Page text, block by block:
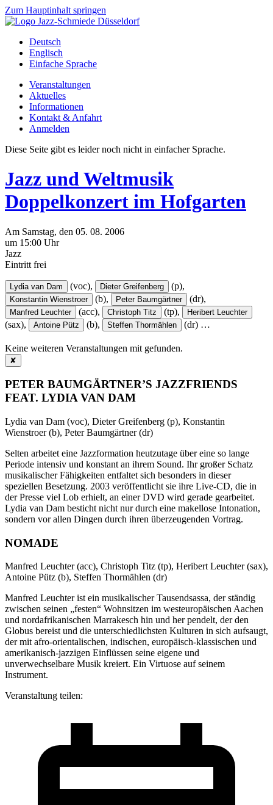
Zum Hauptinhalt springen
Deutsch
Englisch
Einfache Sprache
Veranstaltungen
Aktuelles
Informationen
Kontakt & Anfahrt
Anmelden
Diese Seite gibt es leider noch nicht in einfacher Sprache.
Jazz und Weltmusik
Doppelkonzert im Hofgarten
Am Samstag, den 05. 08. 2006
um 15:00 Uhr
Jazz
Eintritt frei
Lydia van Dam (voc), Dieter Greifenberg (p),
Konstantin Wienstroer (b), Peter Baumgärtner (dr),
Manfred Leuchter (acc), Christoph Titz (tp), Heribert Leuchter
(sax), Antoine Pütz (b), Steffen Thormählen (dr) …
Keine weiteren Veranstaltungen mit gefunden.
✘
PETER BAUMGÄRTNER’S JAZZFRIENDS
FEAT. LYDIA VAN DAM
Lydia van Dam (voc), Dieter Greifenberg (p), Konstantin
Wienstroer (b), Peter Baumgärtner (dr)
Selten arbeitet eine Jazzformation heutzutage über eine so lange
Periode intensiv und konstant an ihrem Sound. Ihr großer Schatz
musikalischer Fähigkeiten entfaltet sich besonders in dieser
speziellen Besetzung. 2003 veröffentlicht sie ihre Live-CD, die in
der Presse viel Lob erhielt, an einer DVD wird gerade gearbeitet.
Lydia van Dam besticht nicht nur durch eine makellose Intonation,
sondern vor allen Dingen durch ihren überzeugenden Vortrag.
NOMADE
Manfred Leuchter (acc), Christoph Titz (tp), Heribert Leuchter (sax),
Antoine Pütz (b), Steffen Thormählen (dr)
Manfred Leuchter ist ein musikalischer Tausendsassa, der ständig
zwischen seinen „festen“ Wohnsitzen im westeuropäischen Aachen
und nordafrikanischen Marrakesch hin und her pendelt, der den
Globus bereist und die unterschiedlichsten Kulturen in sich aufsaugt,
der mit afro-orientalischen, indischen, europäisch-klassischen und
amerikanisch-jazzigen Einflüssen seine eigene und
unverwechselbare Musik kreiert. Ein Virtuose auf seinem
Instrument.
Veranstaltung teilen: